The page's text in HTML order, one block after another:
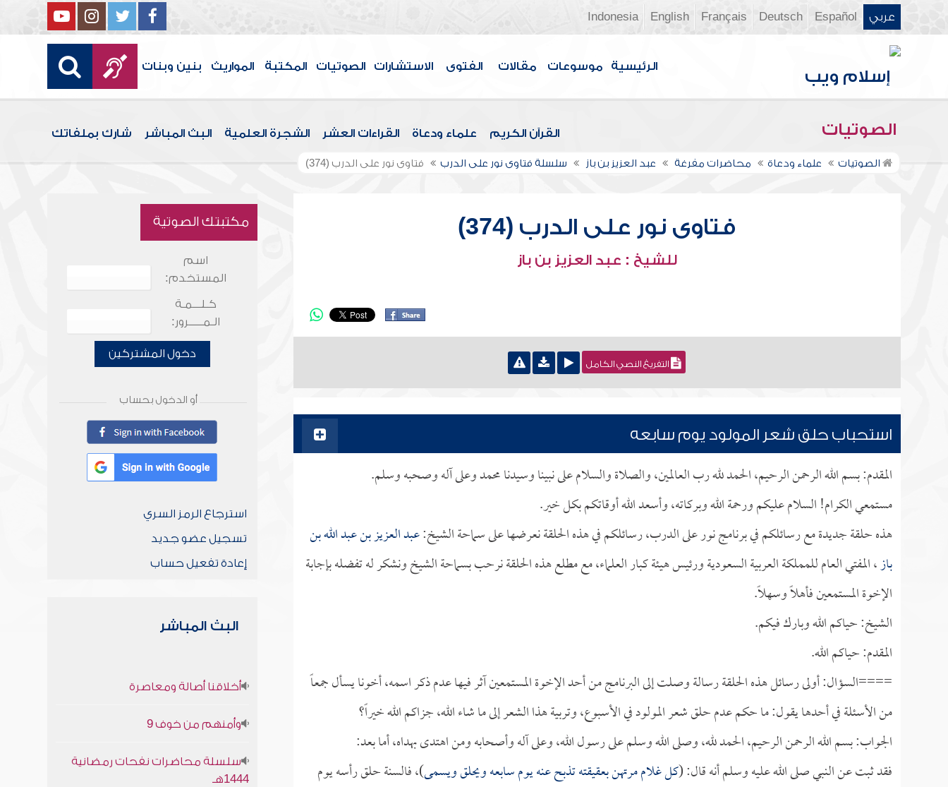
عربي Español
Deutsch
Français
English
Indonesia
الرئيسية موسوعات مقالات الفتوى الاستشارات الصوتيات المكتبة المواريث بنين وبنات
الصوتيات القرآن الكريم علماء ودعاة القراءات العشر الشجرة العلمية البث المباشر شارك بملفاتك
الصوتيات علماء ودعاة محاضرات مفرغة عبد العزيز بن باز سلسلة فتاوى نور على الدرب فتاوى نور على الدرب (374)
فتاوى نور على الدرب (374)
للشيخ : عبد العزيز بن باز
التفريغ النصي الكامل
استحباب حلق شعر المولود يوم سابعه
المقدم: بسم الله الرحمن الرحيم، الحمد لله رب العالمين، والصلاة والسلام على نبينا وسيدنا محمد وعلى آله وصحبه وسلم.
مستمعي الكرام! السلام عليكم ورحمة الله وبركاته، وأسعد الله أوقاتكم بكل خير.
هذه حلقة جديدة مع رسائلكم في برنامج نور على الدرب، رسائلكم في هذه الحلقة نعرضها على سماحة الشيخ:عبد العزيز بن عبد الله بن
باز، المفتي العام للمملكة العربية السعودية ورئيس هيئة كبار العلماء، مع مطلع هذه الحلقة نرحب بسماحة الشيخ ونشكر له تفضله بإجابة
الإخوة المستمعين فأهلاً وسهلاً.
الشيخ: حياكم الله وبارك فيكم.
المقدم: حياكم الله.
====السؤال: أولى رسائل هذه الحلقة رسالة وصلت إلى البرنامج من أحد الإخوة المستمعين آثر فيها عدم ذكر اسمه، أخونا يسأل جمعاً
من الأسئلة في أحدها يقول: ما حكم عدم حلق شعر المولود في الأسبوع، وتربية هذا الشعر إلى ما شاء الله، جزاكم الله خيراً؟
الجواب: بسم الله الرحمن الرحيم، الحمد لله، وصلى الله وسلم على رسول الله، وعلى آله وأصحابه ومن اهتدى بهداه، أما بعد:
فقد ثبت عن النبي صلى الله عليه وسلم أنه قال: (كل غلام مرتهن بعقيقته تذبح عنه يوم سابعه ويحلق ويسمى)، فالسنة حلق رأسه يوم
مكتبتك الصوتية
اسم
المستخدم:
كـلـــمـة
الـمـــــرور:
دخول المشتركين
أو الدخول بحساب
استرجاع الرمز السري
تسجيل عضو جديد
إعادة تفعيل حساب
البث المباشر
أخلاقنا أصالة ومعاصرة
وأمنهم من خوف 9
سلسلة محاضرات نفحات رمضانية
1444هـ